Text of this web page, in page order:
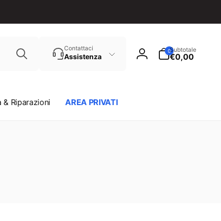
Contattaci
Assistenza Accedi
0
articoli
Subtotale
€0,00
& Riparazioni AREA PRIVATI